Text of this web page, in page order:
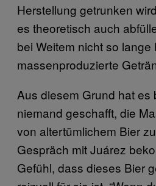
Herstellung getrunken
es theoretisch auch
bei Weitem nicht so lange
massenproduzierte
Aus diesem Grund hat es
niemand geschafft, die
von altertümlichem Bier
Gespräch mit Juárez
Gefühl, dass dieses Bier